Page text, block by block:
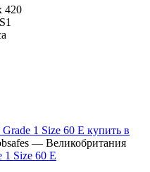
420
— Великобритания
1 Size 60 E